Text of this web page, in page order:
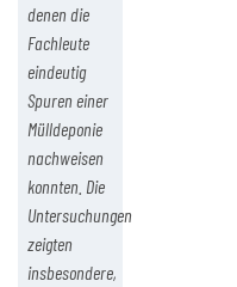
denen die
Fachleute
eindeutig
Spuren einer
Mülldeponie
nachweisen
konnten. Die
Untersuchungen
zeigten
insbesondere,